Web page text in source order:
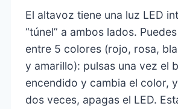
El altavoz tiene una luz LED
“túnel” a ambos lados.
entre 5 colores (rojo, rosa,
y amarillo): pulsas una vez el
encendido y cambia el color,
dos veces, apagas el LED.